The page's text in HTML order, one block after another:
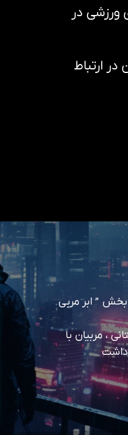
ورزشی در
ارتباط
بخش ” ابر مربی
، مربیان با
داشت